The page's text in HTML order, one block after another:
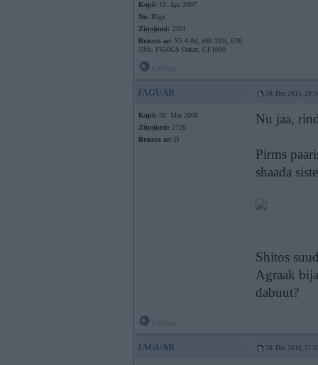
Kopš: 10. Apr 2007
No: Rīga
Ziņojumi: 2301
Braucu ar: X5 4.0d, e90 330i, E36
330i, F650GS Dakar, CF1000
JAGUAR 30. Dec 2015,
Kopš: 30. Mar 2008
Ziņojumi: 2726
Braucu ar: D
Nu jaa,
Pirms
shaada
Shitos
Agraak
dabuut?
JAGUAR 30. Dec 2015,